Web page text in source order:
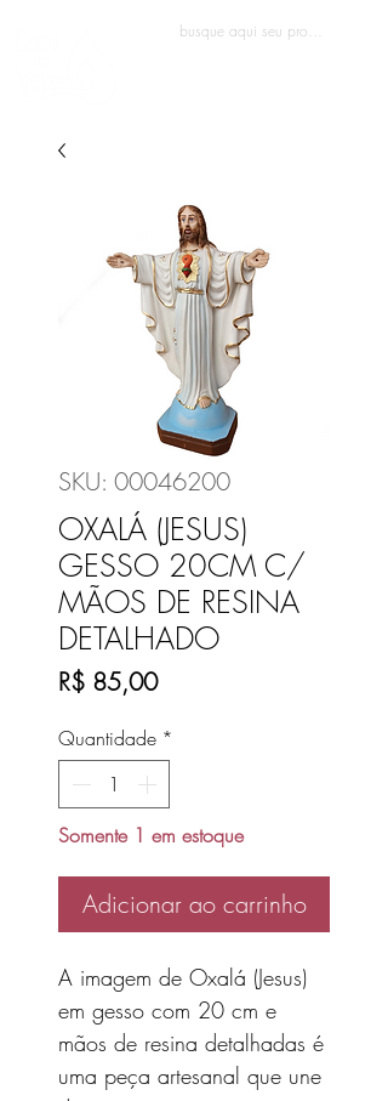
SKU: 00046200
OXALÁ (JESUS)
GESSO 20CM C/
MÃOS DE RESINA
DETALHADO
R$ 85,00Preço
Quantidade *
Somente 1 em estoque
Adicionar ao carrinho
A imagem de Oxalá (Jesus)
em gesso com 20 cm e
mãos de resina detalhadas é
uma peça artesanal que une